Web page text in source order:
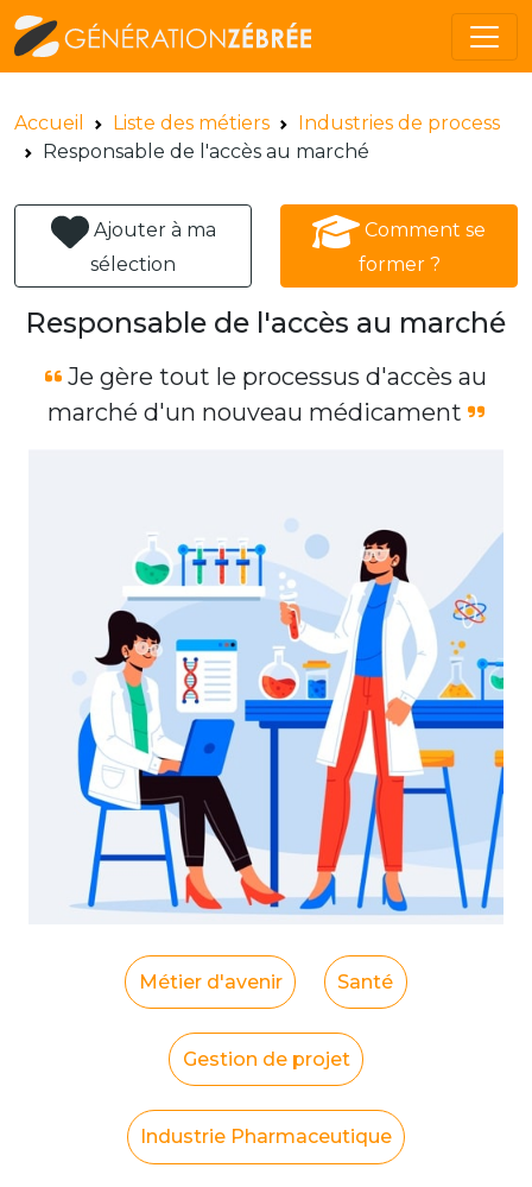
Accueil Liste des métiers
Industries de process
Responsable de l'accès au marché
Ajouter à ma
sélection
Comment se
former ?
Responsable de l'accès au marché
Je gère tout le processus d'accès au
marché d'un nouveau médicament
Métier d'avenir Santé
Gestion de projet
Industrie Pharmaceutique